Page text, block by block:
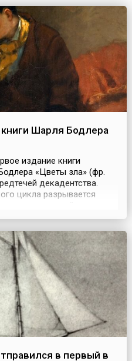
Шарля Бодлера
издание книги
«Цветы зла» (фр.
декадентства.
цикла разрывается
и жажда
к судебному
в первый в